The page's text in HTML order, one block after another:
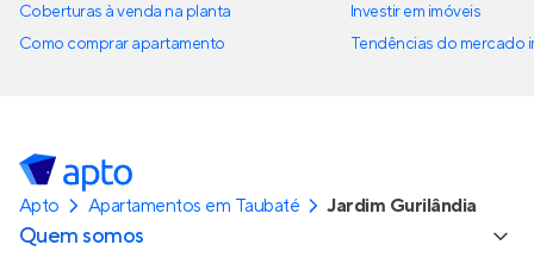
Coberturas à venda na planta
Como comprar apartamento
Investir em imóveis
Tendências do mercado
Apto Apartamentos em Taubaté Jardim Gurilândia
Quem somos